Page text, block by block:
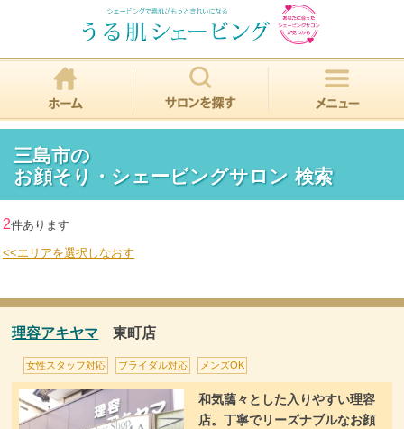
三島市の
お顔そり・シェービングサロン 検索
2件あります
<<エリアを選択しなおす
理容アキヤマ 東町店
女性スタッフ対応 ブライダル対応 メンズOK
和気藹々とした入りやすい理容
店。丁寧でリーズナブルなお顔